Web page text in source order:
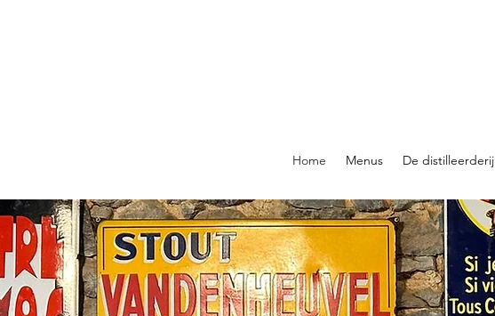
Home Menus De distilleerderij